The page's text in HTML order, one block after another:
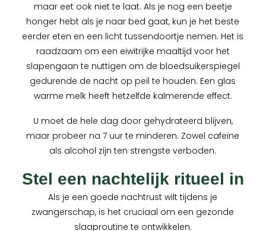
maar eet ook niet te laat. Als je nog een beetje
honger hebt als je naar bed gaat, kun je het beste
eerder eten en een licht tussendoortje nemen. Het is
raadzaam om een eiwitrijke maaltijd voor het
slapengaan te nuttigen om de bloedsuikerspiegel
gedurende de nacht op peil te houden. Een glas
warme melk heeft hetzelfde kalmerende effect.
U moet de hele dag door gehydrateerd blijven,
maar probeer na 7 uur te minderen. Zowel cafeïne
als alcohol zijn ten strengste verboden.
Stel een nachtelijk ritueel in
Als je een goede nachtrust wilt tijdens je
zwangerschap, is het cruciaal om een gezonde
slaaproutine te ontwikkelen.